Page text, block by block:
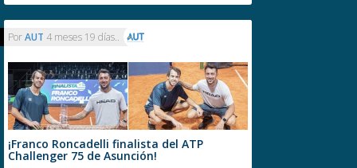
PorAUT 4 meses 19 días..
¡Franco Roncadelli finalista del ATP
Challenger 75 de Asunción!